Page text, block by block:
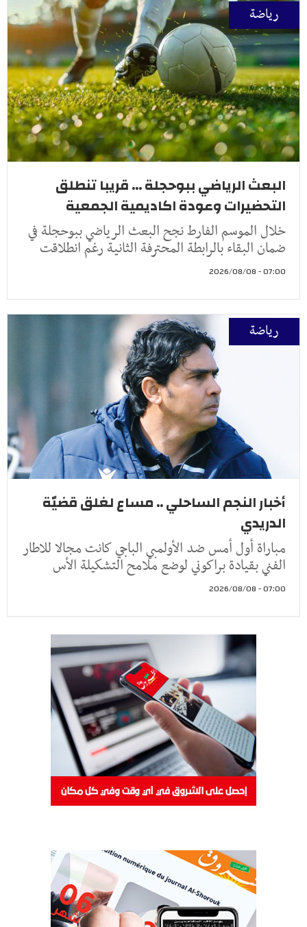
رياضة
البعث الرياضي ببوحجلة ... قريبا تنطلق
التحضيرات وعودة اكاديمية الجمعية
خلال الموسم الفارط نجح البعث الرياضي ببوحجلة في
ضمان البقاء بالرابطة المحترفة الثانية رغم انطلاقت
07:00 - 2026/08/08
رياضة
أخبار النجم الساحلي .. مساع لغلق قضيّة
الدريدي
مباراة أول أمس ضد الأولمبي الباجي كانت مجالا للاطار
الفني بقيادة براكوني لوضع ملامح التشكيلة الأس
07:00 - 2026/08/08